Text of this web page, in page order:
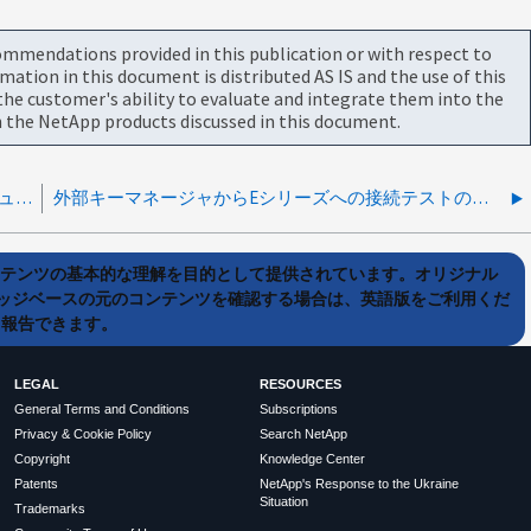
provided in this publication or with respect to
in this document is distributed AS IS and the use of this
customer's ability to evaluate and integrate them into the
NetApp products discussed in this document.
E-seriesストレージアレイで無効なキーにより、ボリュームグループの容量拡張が停止している 外部キーマネージャからEシリーズへの接続テストの実行時に500エラーが発生する
ンツの基本的な理解を目的として提供されています。オリジナル
ベースの元のコンテンツを確認する場合は、英語版をご利用くだ
告できます。
LEGAL
General Terms and Conditions
Privacy & Cookie Policy
Copyright
Patents
Trademarks
RESOURCES
Subscriptions
Search NetApp
Knowledge Center
NetApp's Response to the Ukraine
Situation